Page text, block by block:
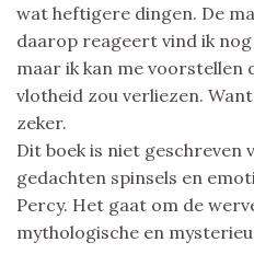
wat heftigere dingen. De
daarop reageert vind ik
maar ik kan me voorstellen
vlotheid zou verliezen.
zeker.
Dit boek is niet geschreven
gedachten spinsels en
Percy. Het gaat om de
mythologische en